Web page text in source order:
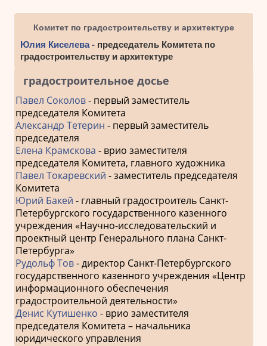
Комитет по градостроительству и архитектуре
Юлия Киселева- председатель Комитета по
градостроительству и архитектуре
градостроительное досье
Павел Соколов- первый заместитель
председателя Комитета
Александр Тетерин - первый заместитель
председателя
Елена Крамскова - врио заместителя
председателя Комитета, главного художника
Павел Токаревский - заместитель председателя
Комитета
Юрий Бакей - главный градостроитель Санкт-
Петербургского государственного казенного
учреждения «Научно-исследовательский и
проектный центр Генерального плана Санкт-
Петербурга»
Рудольф Тов- директор Санкт-Петербургского
государственного казенного учреждения «Центр
информационного обеспечения
градостроительной деятельности»
Денис Кутишенко - врио заместителя
председателя Комитета – начальника
юридического управления